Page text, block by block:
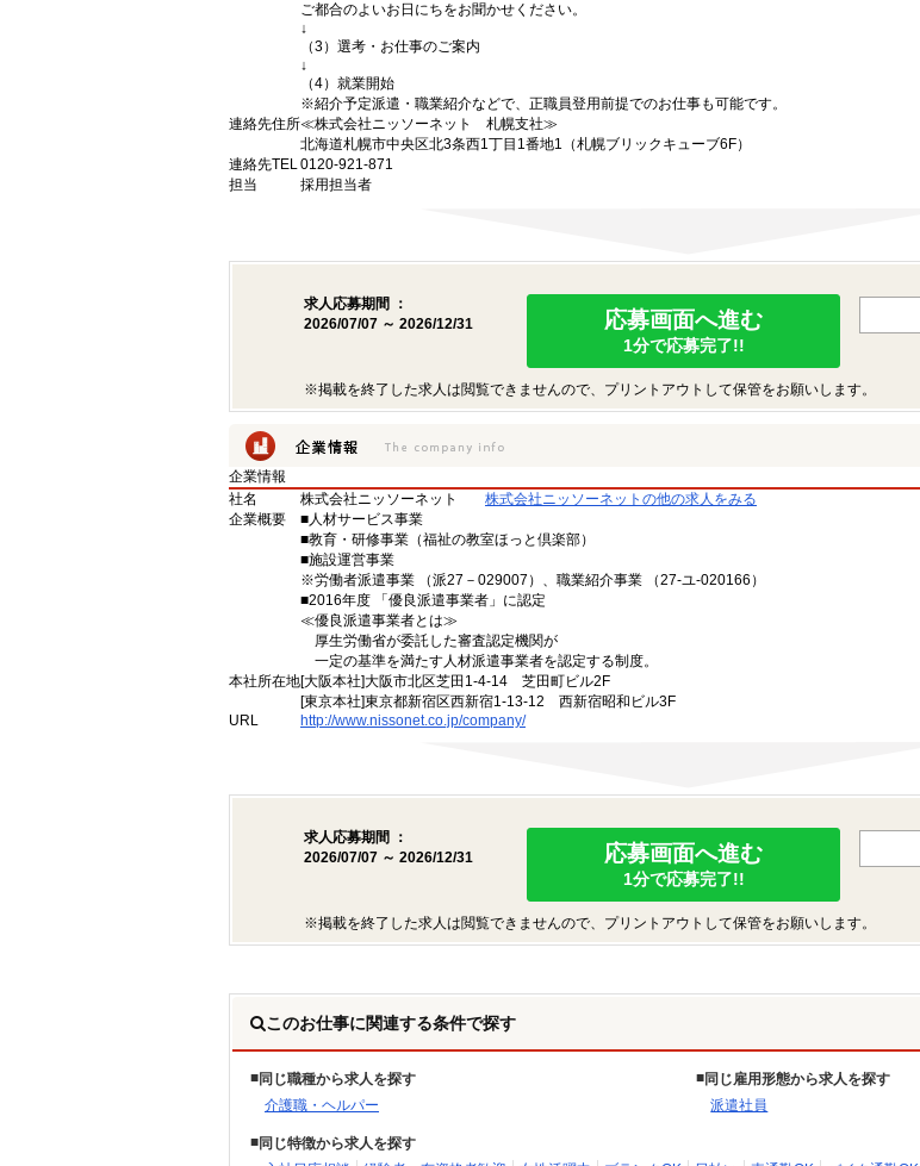
ご都合のよいお日にちをお聞かせください。
↓
（3）選考・お仕事のご案内
↓
（4）就業開始
※紹介予定派遣・職業紹介などで、正職員登用前提でのお仕事も可能です。
連絡先住所≪株式会社ニッソーネット 札幌支社≫
北海道札幌市中央区北3条西1丁目1番地1（札幌ブリックキューブ6F）
連絡先TEL0120-921-871
担当
採用担当者
求人応募期間 ：
2026/07/07 ～ 2026/12/31
応募画面へ進む
1分で応募完了!!
※掲載を終了した求人は閲覧できませんので、プリントアウトして保管をお願いします。
企業情報
社名
株式会社ニッソーネット
株式会社ニッソーネットの他の求人をみる
企業概要
■人材サービス事業
■教育・研修事業（福祉の教室ほっと倶楽部）
■施設運営事業
※労働者派遣事業 （派27－029007）、職業紹介事業 （27-ユ-020166）
■2016年度 「優良派遣事業者」に認定
≪優良派遣事業者とは≫
厚生労働省が委託した審査認定機関が
一定の基準を満たす人材派遣事業者を認定する制度。
本社所在地[大阪本社]大阪市北区芝田1-4-14 芝田町ビル2F
[東京本社]東京都新宿区西新宿1-13-12 西新宿昭和ビル3F
URL
http://www.nissonet.co.jp/company/
求人応募期間 ：
2026/07/07 ～ 2026/12/31
応募画面へ進む
1分で応募完了!!
※掲載を終了した求人は閲覧できませんので、プリントアウトして保管をお願いします。
このお仕事に関連する条件で探す
同じ職種から求人を探す
介護職・ヘルパー
同じ雇用形態から求人を探す
派遣社員
同じ特徴から求人を探す